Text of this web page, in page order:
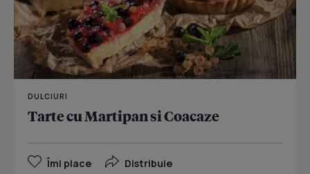
DULCIURI
Tarte cu Martipan si Coacaze
Îmi place Distribuie